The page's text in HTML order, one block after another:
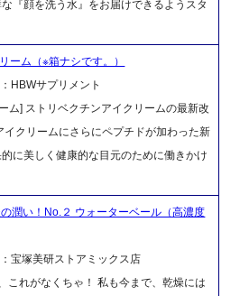
『顔を洗う水』をお届けできるようスタ
ーム（※箱ナシです。）
HBWサプリメント
ム] ストリベクチンアイクリームの最新改
イクリームにさらにペプチドが加わった新
に美しく健康的な目元のために働きかけ
潤い！No.２ ウォーターベール（高濃度
宝塚美研ストアミックス店
これがなくちゃ！ 私も今まで、乾燥には